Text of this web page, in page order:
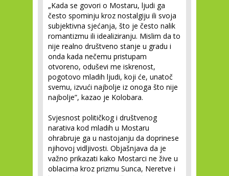
„Kada se govori o Mostaru, ljudi ga
često spominju kroz nostalgiju ili svoja
subjektivna sjećanja, što je često nalik
romantizmu ili idealiziranju. Mislim da to
nije realno društveno stanje u gradu i
onda kada nečemu pristupam
otvoreno, oduševi me iskrenost,
pogotovo mladih ljudi, koji će, unatoč
svemu, izvući najbolje iz onoga što nije
najbolje”, kazao je Kolobara.
Svjesnost političkog i društvenog
narativa kod mladih u Mostaru
ohrabruje ga u nastojanju da doprinese
njihovoj vidljivosti. Objašnjava da je
važno prikazati kako Mostarci ne žive u
oblacima kroz prizmu Sunca, Neretve i